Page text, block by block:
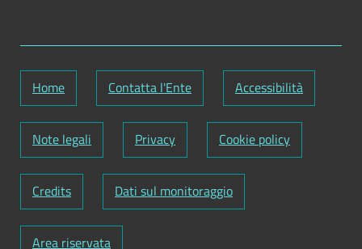
Home Contatta l'Ente Accessibilità
Note legali Privacy Cookie policy
Credits Dati sul monitoraggio
Area riservata